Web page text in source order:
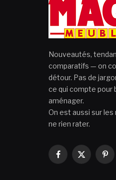
Nouveautés,
comparatifs — on
détour. Pas de
ce qui compte pour
aménager.
On est aussi sur
ne rien rater.
Facebook
X